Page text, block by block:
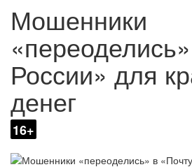
Мошенники
России» для
денег
16+